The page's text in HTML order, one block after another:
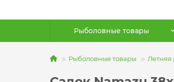
Рыболовные товары
Рыболовные товары Летняя